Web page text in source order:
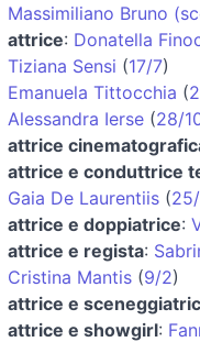
Massimiliano Bruno
attrice: Donatella
Tiziana Sensi (17/7)
Emanuela Tittocchia (
Alessandra Ierse (28/
attrice
attrice e conduttrice
Gaia De Laurentiis (
attrice e doppiatrice:
attrice e regista:
Cristina Mantis (9/2)
attrice e
attrice e showgirl: